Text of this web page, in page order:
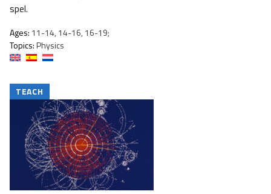
spel.
Ages: 11-14, 14-16, 16-19;
Topics:Physics
TEACH